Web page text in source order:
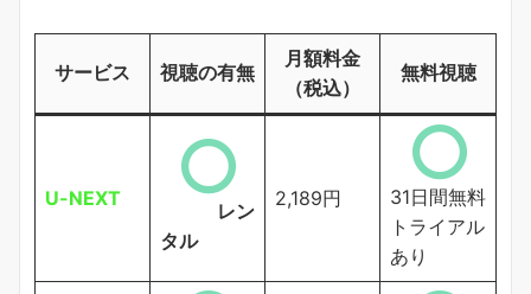
サービス 視聴の有無
月額料金
（税込）
無料視聴
U-NEXT
レン
タル
2,189円
31日間無料
トライアル
あり